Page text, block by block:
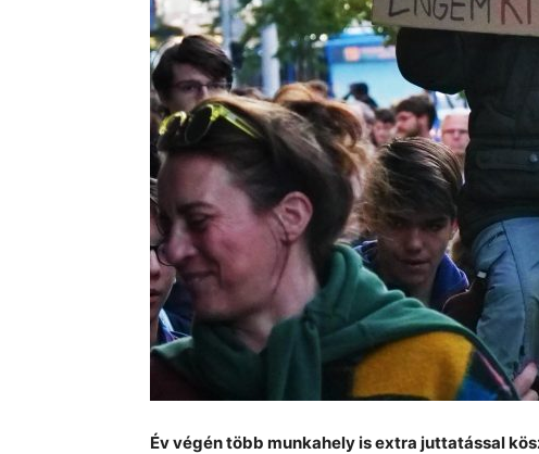
Év végén több munkahely is extra juttatással